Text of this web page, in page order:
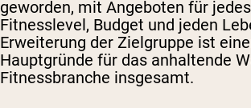
geworden, mit Angeboten für
Fitnesslevel, Budget und jeden
Erweiterung der Zielgruppe ist
Hauptgründe für das anhaltende
Fitnessbranche insgesamt.